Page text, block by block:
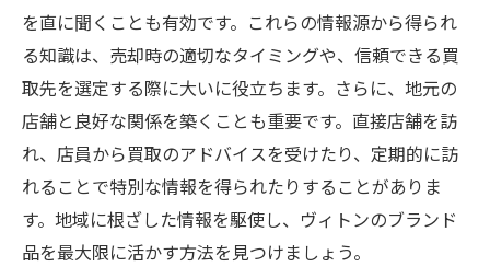
を直に聞くことも有効です。これらの情報源から得られ
る知識は、売却時の適切なタイミングや、信頼できる買
取先を選定する際に大いに役立ちます。さらに、地元の
店舗と良好な関係を築くことも重要です。直接店舗を訪
れ、店員から買取のアドバイスを受けたり、定期的に訪
れることで特別な情報を得られたりすることがありま
す。地域に根ざした情報を駆使し、ヴィトンのブランド
品を最大限に活かす方法を見つけましょう。